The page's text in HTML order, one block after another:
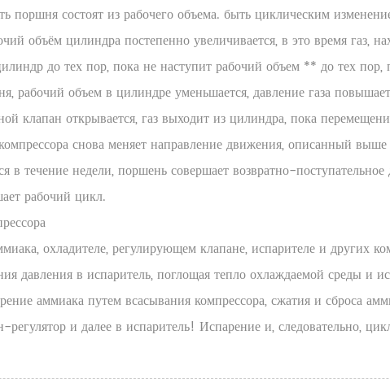
поршня состоят из рабочего объема. быть циклическим
объём цилиндра постепенно увеличивается, в это время газ,
до тех пор, пока не наступит рабочий объем ** до тех пор,
объем в цилиндре уменьшается, давление газа
клапан открывается, газ выходит из цилиндра, пока
снова меняет направление движения, описанный выше
в течение недели, поршень совершает возвратно-
рабочий цикл.
охладителе, регулирующем клапане, испарителе и других
давления в испаритель, поглощая тепло охлаждаемой среды и
аммиака путем всасывания компрессора, сжатия и сброса
регулятор и далее в испаритель! Испарение и, следовательно,